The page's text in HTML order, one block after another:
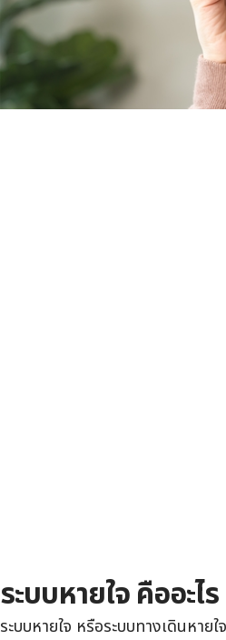
ระบบหายใจ คืออะไร
ระบบหายใจ หรือระบบทางเดินหาย